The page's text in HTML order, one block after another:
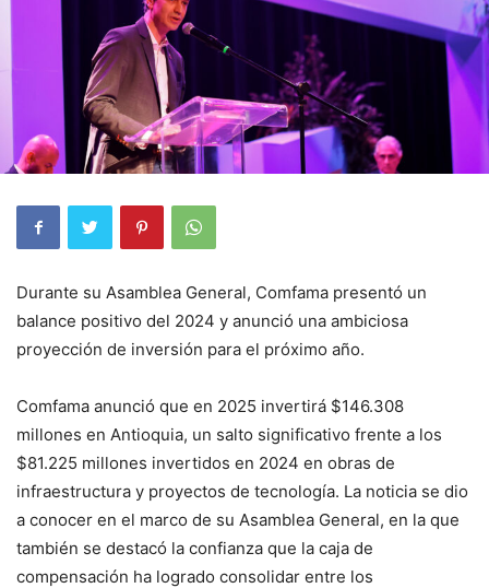
Durante su Asamblea General, Comfama presentó un
balance positivo del 2024 y anunció una ambiciosa
proyección de inversión para el próximo año.
Comfama anunció que en 2025 invertirá $146.308
millones en Antioquia, un salto significativo frente a los
$81.225 millones invertidos en 2024 en obras de
infraestructura y proyectos de tecnología. La noticia se dio
a conocer en el marco de su Asamblea General, en la que
también se destacó la confianza que la caja de
compensación ha logrado consolidar entre los